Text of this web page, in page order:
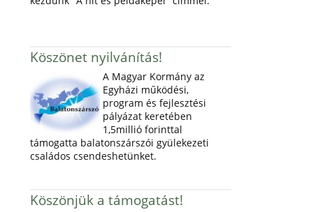
Köszönet nyilvánítás!
A Magyar Kormány az
Egyházi működési,
program és fejlesztési
pályázat keretében
1,5millió forinttal
támogatta balatonszárszói gyülekezeti
családos csendeshetünket.
Köszönjük a támogatást!